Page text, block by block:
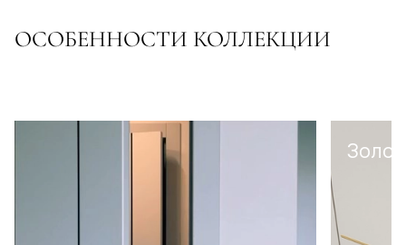
ОСОБЕННОСТИ КОЛЛЕКЦИИ